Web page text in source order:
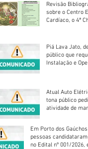
Revisão
sobre o Centro
Cardíaco, o 4ª
Piá Lava Jato,
público que
Instalação e
Atual Auto
tona público
atividade de
Em Porto dos
pessoas
no Edital nº 001/2026,